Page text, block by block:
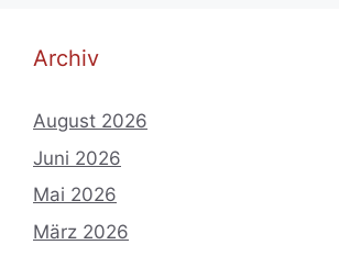
Archiv
August 2026
Juni 2026
Mai 2026
März 2026